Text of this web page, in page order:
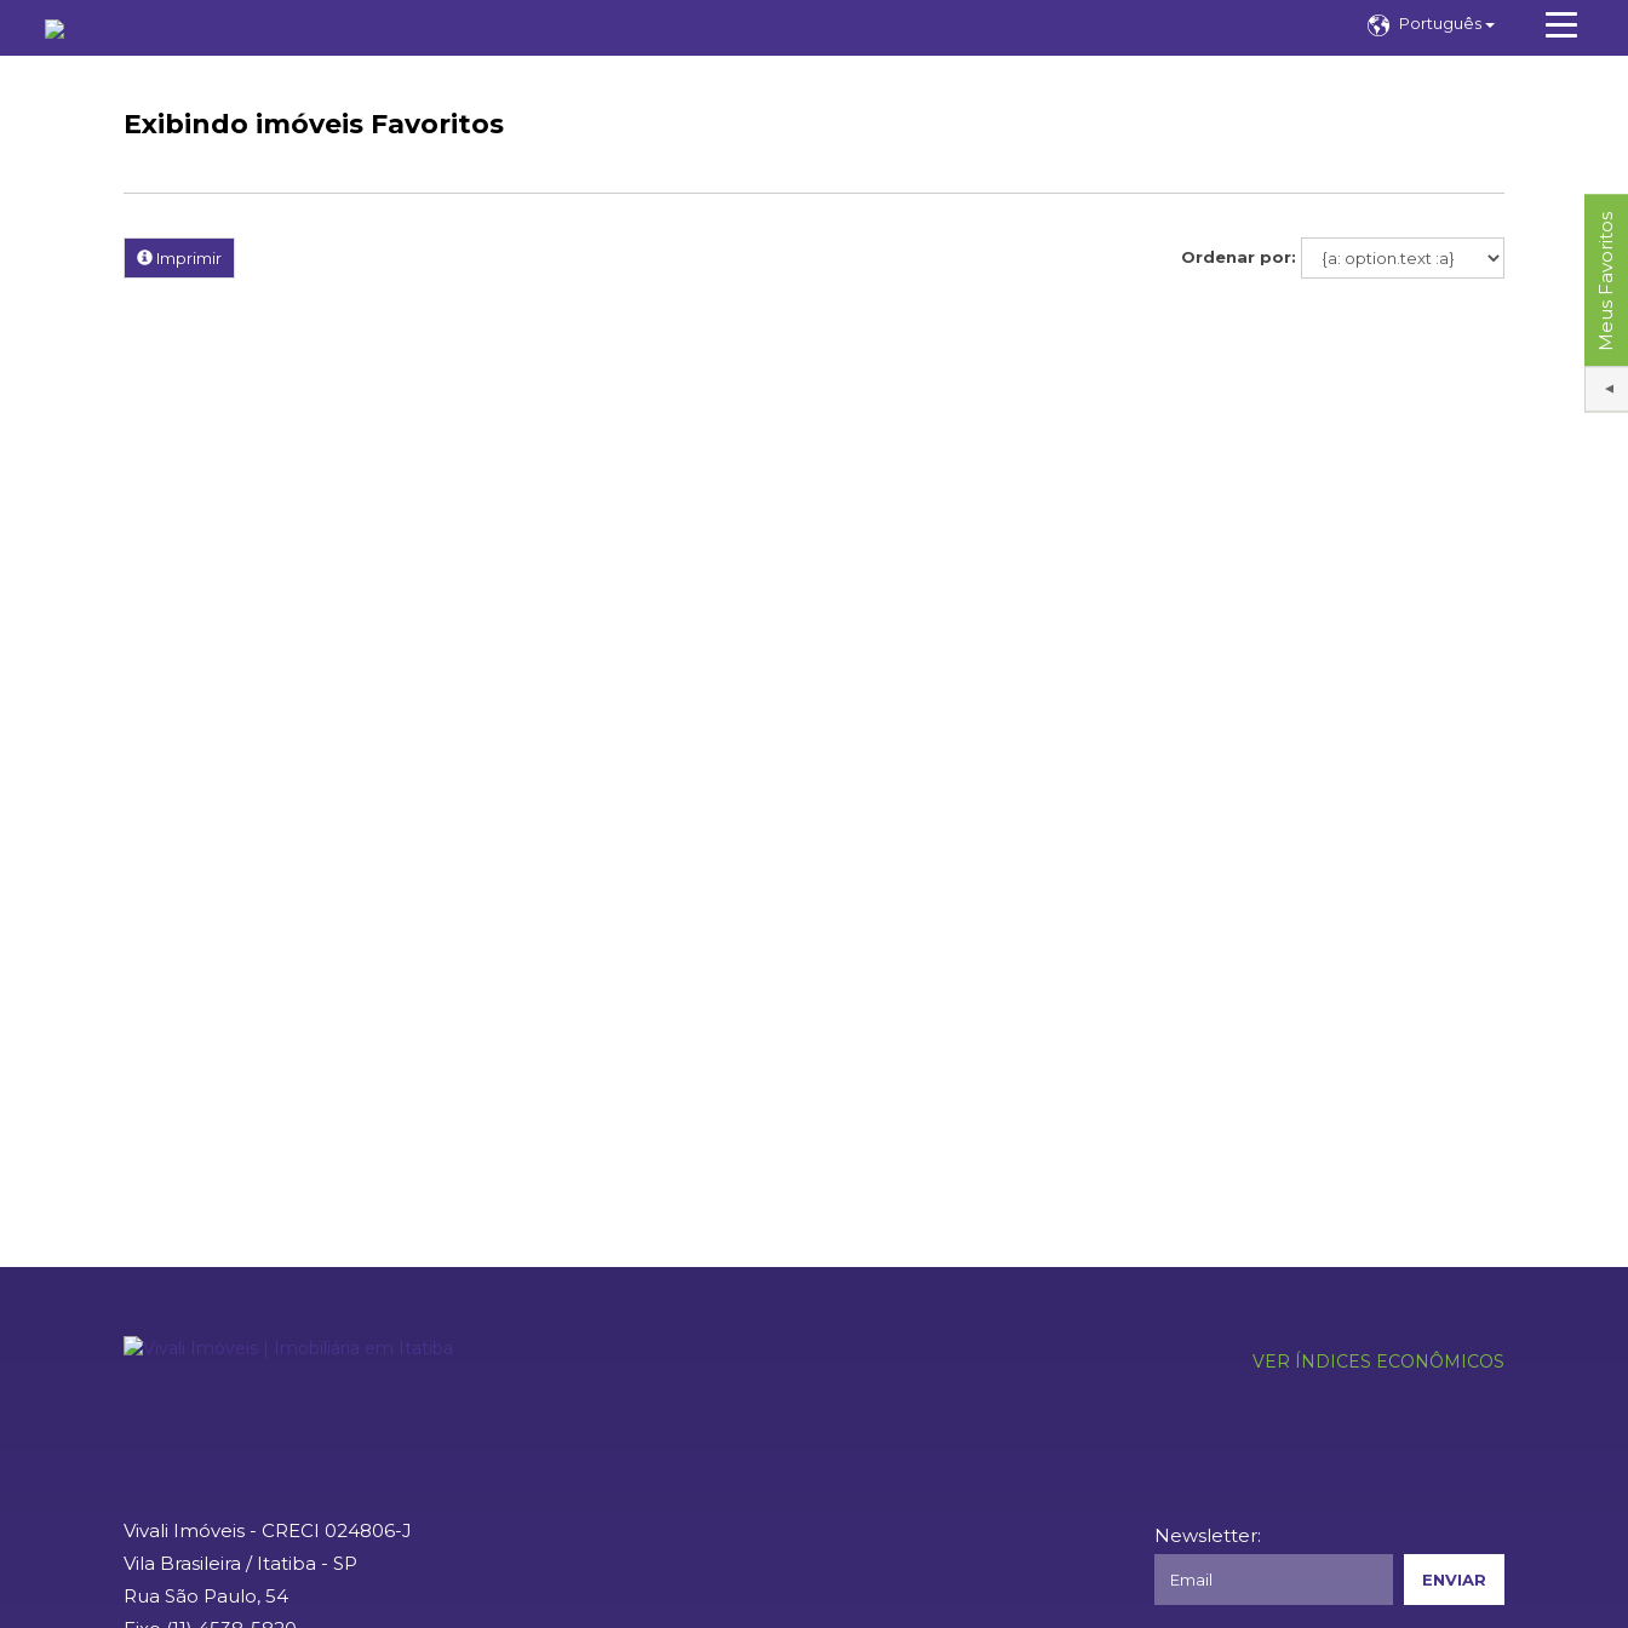
Português
Exibindo imóveis Favoritos
Imprimir Ordenar por:
VER ÍNDICES ECONÔMICOS
Vivali Imóveis - CRECI 024806-J
Vila Brasileira / Itatiba - SP
Rua São Paulo, 54
Newsletter:
Meus Favoritos